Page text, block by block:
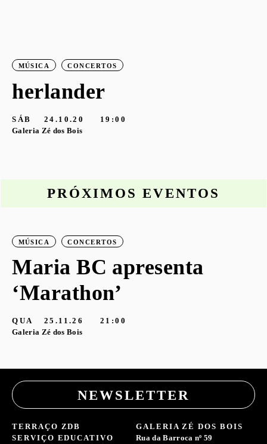
MÚSICA CONCERTOS
herlander
SÁB 24.10.20
19:00
Galeria Zé dos Bois
PRÓXIMOS EVENTOS
MÚSICA CONCERTOS
Maria BC apresenta
‘Marathon’
QUA 25.11.26
21:00
Galeria Zé dos Bois
NEWSLETTER
TERRAÇO ZDB
SERVIÇO EDUCATIVO
GALERIA ZÉ DOS BOIS
Rua da Barroca nº 59